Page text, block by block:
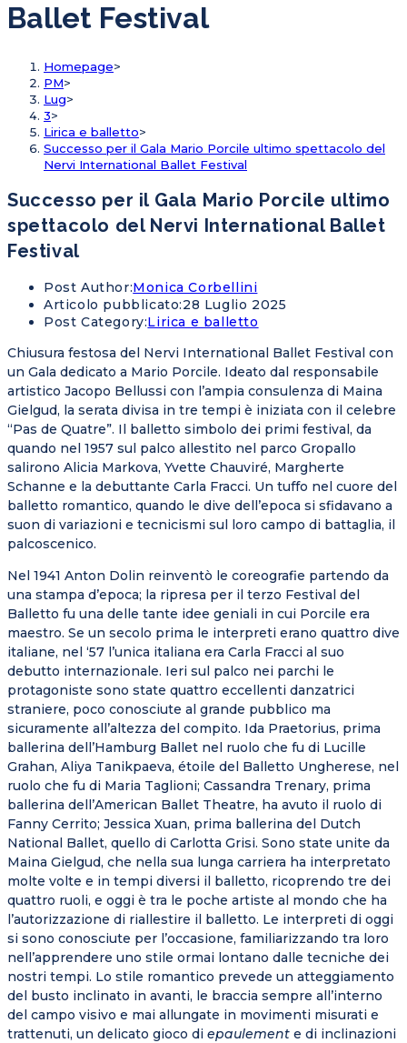
Ballet Festival
Homepage>
PM>
Lug>
3>
Lirica e balletto>
Successo per il Gala Mario Porcile ultimo spettacolo del
Nervi International Ballet Festival
Successo per il Gala Mario Porcile ultimo
spettacolo del Nervi International Ballet
Festival
Post Author:Monica Corbellini
Articolo pubblicato:28 Luglio 2025
Post Category:Lirica e balletto
Chiusura festosa del Nervi International Ballet Festival con
un Gala dedicato a Mario Porcile. Ideato dal responsabile
artistico Jacopo Bellussi con l’ampia consulenza di Maina
Gielgud, la serata divisa in tre tempi è iniziata con il celebre
“Pas de Quatre”. Il balletto simbolo dei primi festival, da
quando nel 1957 sul palco allestito nel parco Gropallo
salirono Alicia Markova, Yvette Chauviré, Margherte
Schanne e la debuttante Carla Fracci. Un tuffo nel cuore del
balletto romantico, quando le dive dell’epoca si sfidavano a
suon di variazioni e tecnicismi sul loro campo di battaglia, il
palcoscenico.
Nel 1941 Anton Dolin reinventò le coreografie partendo da
una stampa d’epoca; la ripresa per il terzo Festival del
Balletto fu una delle tante idee geniali in cui Porcile era
maestro. Se un secolo prima le interpreti erano quattro dive
italiane, nel ‘57 l’unica italiana era Carla Fracci al suo
debutto internazionale. Ieri sul palco nei parchi le
protagoniste sono state quattro eccellenti danzatrici
straniere, poco conosciute al grande pubblico ma
sicuramente all’altezza del compito. Ida Praetorius, prima
ballerina dell’Hamburg Ballet nel ruolo che fu di Lucille
Grahan, Aliya Tanikpaeva, étoile del Balletto Ungherese, nel
ruolo che fu di Maria Taglioni; Cassandra Trenary, prima
ballerina dell’American Ballet Theatre, ha avuto il ruolo di
Fanny Cerrito; Jessica Xuan, prima ballerina del Dutch
National Ballet, quello di Carlotta Grisi. Sono state unite da
Maina Gielgud, che nella sua lunga carriera ha interpretato
molte volte e in tempi diversi il balletto, ricoprendo tre dei
quattro ruoli, e oggi è tra le poche artiste al mondo che ha
l’autorizzazione di riallestire il balletto. Le interpreti di oggi
si sono conosciute per l’occasione, familiarizzando tra loro
nell’apprendere uno stile ormai lontano dalle tecniche dei
nostri tempi. Lo stile romantico prevede un atteggiamento
del busto inclinato in avanti, le braccia sempre all’interno
del campo visivo e mai allungate in movimenti misurati e
trattenuti, un delicato gioco di epaulement e di inclinazioni